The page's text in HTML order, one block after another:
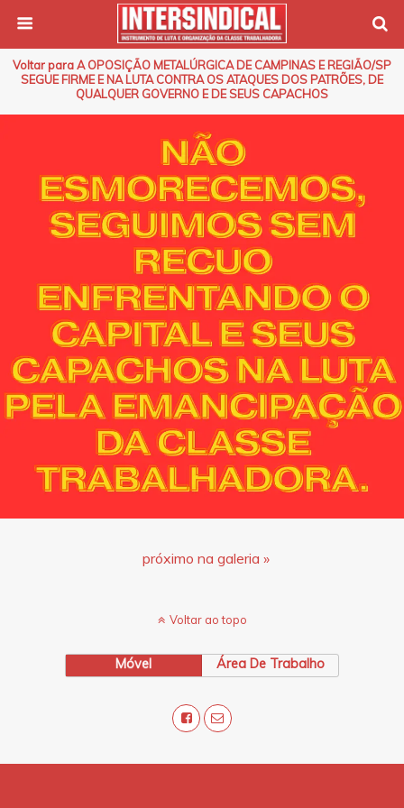
Voltar para A OPOSIÇÃO METALÚRGICA DE CAMPINAS E REGIÃO/SP
SEGUE FIRME E NA LUTA CONTRA OS ATAQUES DOS PATRÕES, DE
QUALQUER GOVERNO E DE SEUS CAPACHOS
próximo na galeria »
Voltar ao topo
Móvel Área De Trabalho